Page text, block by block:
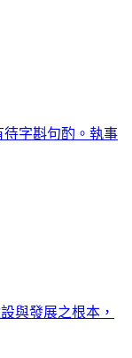
字斟句酌。執事
與發展之根本，